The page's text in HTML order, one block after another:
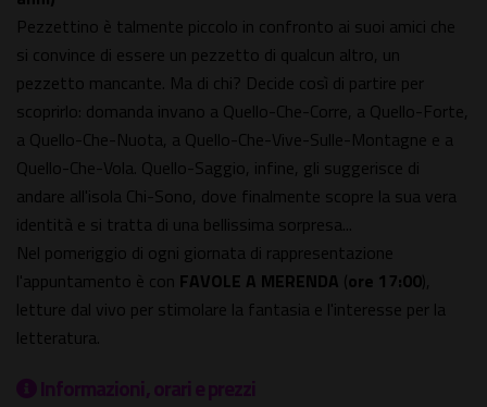
Pezzettino è talmente piccolo in confronto ai suoi amici che
si convince di essere un pezzetto di qualcun altro, un
pezzetto mancante. Ma di chi? Decide così di partire per
scoprirlo: domanda invano a Quello-Che-Corre, a Quello-Forte,
a Quello-Che-Nuota, a Quello-Che-Vive-Sulle-Montagne e a
Quello-Che-Vola. Quello-Saggio, infine, gli suggerisce di
andare all'isola Chi-Sono, dove finalmente scopre la sua vera
identità e si tratta di una bellissima sorpresa...
Nel pomeriggio di ogni giornata di rappresentazione
l'appuntamento è con FAVOLE A MERENDA (ore 17:00),
letture dal vivo per stimolare la fantasia e l'interesse per la
letteratura.
Informazioni, orari e prezzi